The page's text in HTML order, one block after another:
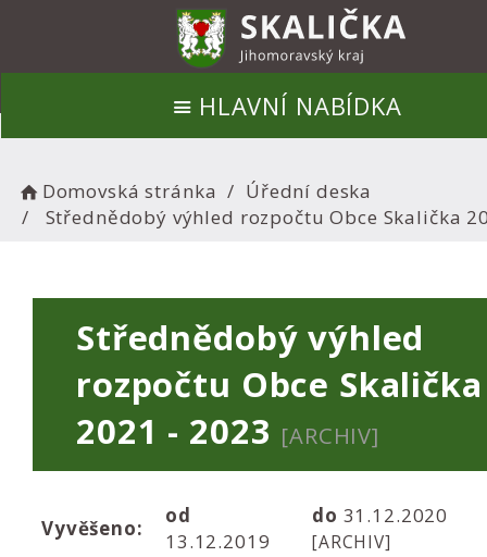
HLAVNÍ NABÍDKA
Domovská stránka
Úřední deska
Střednědobý výhled rozpočtu Obce Skalička
Střednědobý výhled
rozpočtu Obce Skalička
2021 - 2023 [ARCHIV]
Vyvěšeno:
od
13.12.2019
do 31.12.2020
[ARCHIV]